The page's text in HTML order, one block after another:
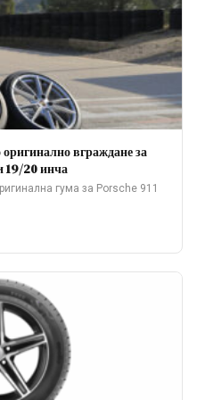
вграждане за
19/20 инча
гума за Porsche 911